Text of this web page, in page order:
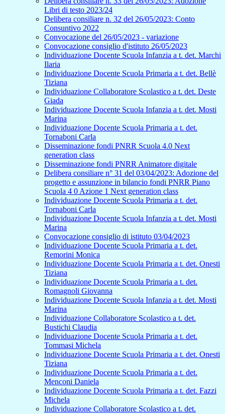
Libri di testo 2023/24
Delibera consiliare n. 32 del 26/05/2023: Conto
Consuntivo 2022
Convocazione del 26/05/2023 - variazione
Convocazione consiglio d'istituto 26/05/2023
Individuazione Docente Scuola Infanzia a t. det. Marchi
Ilaria
Individuazione Docente Scuola Primaria a t. det. Bellè
Tiziana
Individuazione Collaboratore Scolastico a t. det. Deste
Giada
Individuazione Docente Scuola Infanzia a t. det. Mosti
Marina
Individuazione Docente Scuola Primaria a t. det.
Tornaboni Carla
Disseminazione fondi PNRR Scuola 4.0 Next
generation class
Disseminazione fondi PNRR Animatore digitale
Delibera consiliare n° 31 del 03/04/2023: Adozione del
progetto e assunzione in bilancio fondi PNRR Piano
Scuola 4 0 Azione 1 Next generation class
Individuazione Docente Scuola Primaria a t. det.
Tornaboni Carla
Individuazione Docente Scuola Infanzia a t. det. Mosti
Marina
Convocazione consiglio di istituto 03/04/2023
Individuazione Docente Scuola Primaria a t. det.
Remorini Monica
Individuazione Docente Scuola Primaria a t. det. Onesti
Tiziana
Individuazione Docente Scuola Primaria a t. det.
Romagnoli Giovanna
Individuazione Docente Scuola Infanzia a t. det. Mosti
Marina
Individuazione Collaboratore Scolastico a t. det.
Bustichi Claudia
Individuazione Docente Scuola Primaria a t. det.
Tommasi Michela
Individuazione Docente Scuola Primaria a t. det. Onesti
Tiziana
Individuazione Docente Scuola Primaria a t. det.
Menconi Daniela
Individuazione Docente Scuola Primaria a t. det. Fazzi
Michela
Individuazione Collaboratore Scolastico a t. det.